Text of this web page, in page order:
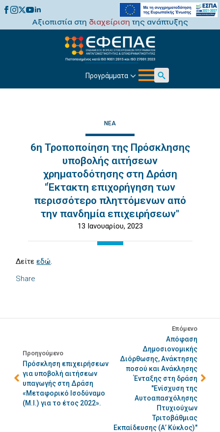
Αξιοπιστία στη διαχείριση της ανάπτυξης
Προγράμματα
Search
ΝΈΑ
6η Τροποποίηση της Πρόσκλησης
υποβολής αιτήσεων
χρηματοδότησης στη Δράση
"Έκτακτη επιχορήγηση των
περισσότερο πληττόμενων από
την πανδημία επιχειρήσεων"
13 Ιανουαρίου, 2023
Share
Δείτεεδώ.
Προηγούμενο
Πρόσκληση επιχειρήσεων
για υποβολή αιτήσεων
υπαγωγής στη Δράση
«Μεταφορικό Ισοδύναμο
(Μ.Ι.) για το έτος 2022».
Επόμενο
Απόφαση
Δημοσιονομικής
Διόρθωσης, Ανάκτησης
ποσού και Ανάκλησης
Ένταξης στη δράση
"Ενίσχυση της
Αυτοαπασχόλησης
Πτυχιούχων
Τριτοβάθμιας
Εκπαίδευσης (Α’ Κύκλος)"